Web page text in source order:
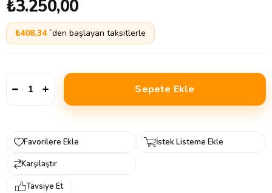
₺3.250,00
₺408,34 `den başlayan taksitlerle
Favorilere Ekle
İstek Listeme Ekle
Karşılaştır
Tavsiye Et